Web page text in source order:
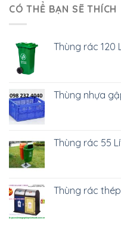
CÓ THỂ BẠN SẼ THÍCH
Thùng rác 120
Thùng nhựa
Thùng rác 55
Thùng rác